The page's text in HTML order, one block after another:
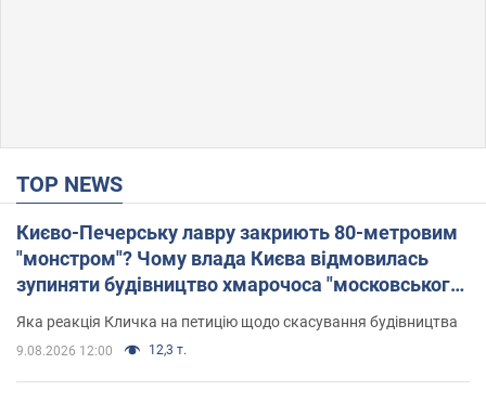
TOP NEWS
Києво-Печерську лавру закриють 80-метровим
"монстром"? Чому влада Києва відмовилась
зупиняти будівництво хмарочоса "московського
вірянина"
Яка реакція Кличка на петицію щодо скасування будівництва
9.08.2026 12:00 12,3 т.